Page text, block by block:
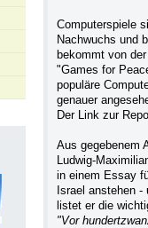
Computerspiele
Nachwuchs und
bekommt von
"Games for
populäre
genauer
Der Link zur
Aus gegebenem
Ludwig-
in einem Essay
Israel anstehen
listet er die
"Vor